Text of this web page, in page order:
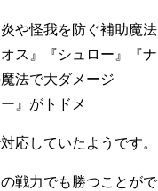
や怪我を防ぐ補助魔法
ス』『シュロー』『
法で大ダメージ
』がトドメ
応していたようです。
戦力でも勝つことが